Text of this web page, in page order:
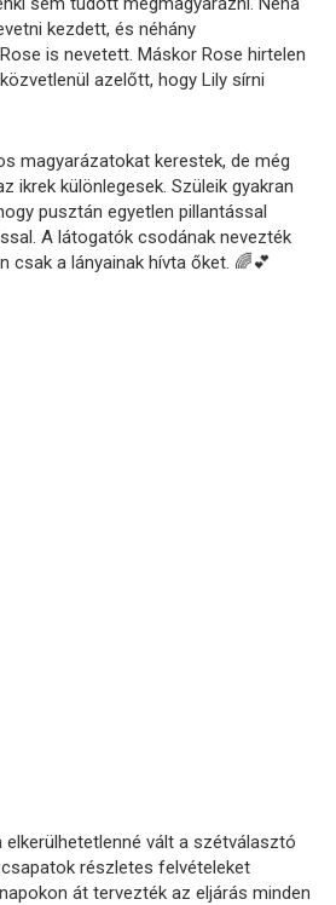
kezdett, és néhány
is nevetett. Máskor Rose hirtelen
azelőtt, hogy Lily sírni
magyarázatokat kerestek, de még
ikrek különlegesek. Szüleik gyakran
pusztán egyetlen pillantással
A látogatók csodának nevezték
csak a lányainak hívta őket. 🌈💕
vált a szétválasztó
részletes felvételeket
át tervezték az eljárás minden